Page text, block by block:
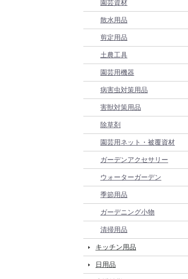
園芸資材
散水用品
剪定用品
土農工具
園芸用機器
病害虫対策用品
害獣対策用品
除草剤
園芸用ネット・被覆資材
ガーデンアクセサリー
ウォーターガーデン
季節用品
ガーデニング小物
清掃用品
キッチン用品
日用品